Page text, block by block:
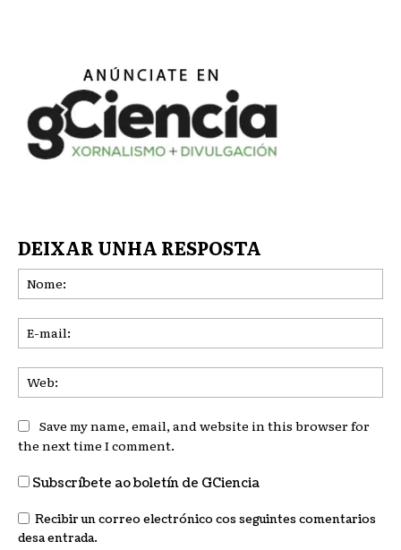
DEIXAR UNHA RESPOSTA
Save my name, email, and website in this browser for
the next time I comment.
Subscríbete ao boletín de GCiencia
Recibir un correo electrónico cos seguintes comentarios
desa entrada.